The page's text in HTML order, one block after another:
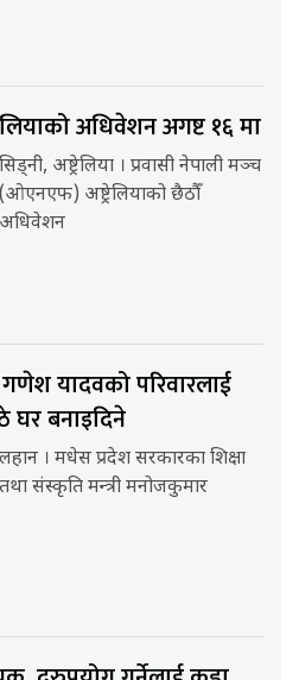
अधिवेशन अगष्ट १६ मा
सिड्नी, अष्ट्रेलिया । प्रवासी नेपाली मञ्च
(ओएनएफ) अष्ट्रेलियाको छैठौँ
अधिवेशन
यादवको परिवारलाई
बनाइदिने
लहान । मधेस प्रदेश सरकारका शिक्षा
तथा संस्कृति मन्त्री मनोजकुमार